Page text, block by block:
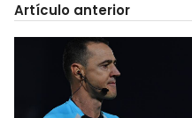
Artículo anterior